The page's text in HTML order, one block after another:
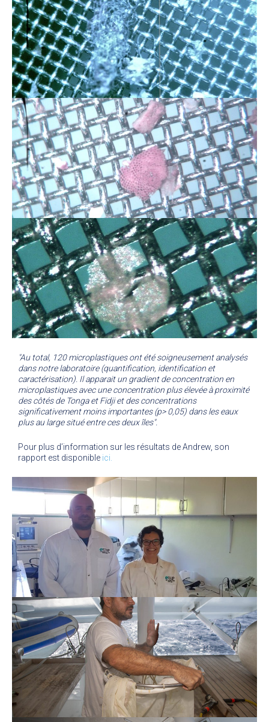
"Au total, 120 microplastiques ont été soigneusement analysés
dans notre laboratoire (quantification, identification et
caractérisation). Il apparait un gradient de concentration en
microplastiques avec une concentration plus élevée à proximité
des côtés de Tonga et Fidji et des concentrations
significativement moins importantes (p> 0,05) dans les eaux
plus au large situé entre ces deux îles".
Pour plus d’information sur les résultats de Andrew, son
rapport est disponible ici.